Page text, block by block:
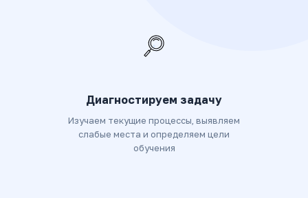
Диагностируем задачу
Изучаем текущие процессы, выявляем
слабые места и определяем цели
обучения